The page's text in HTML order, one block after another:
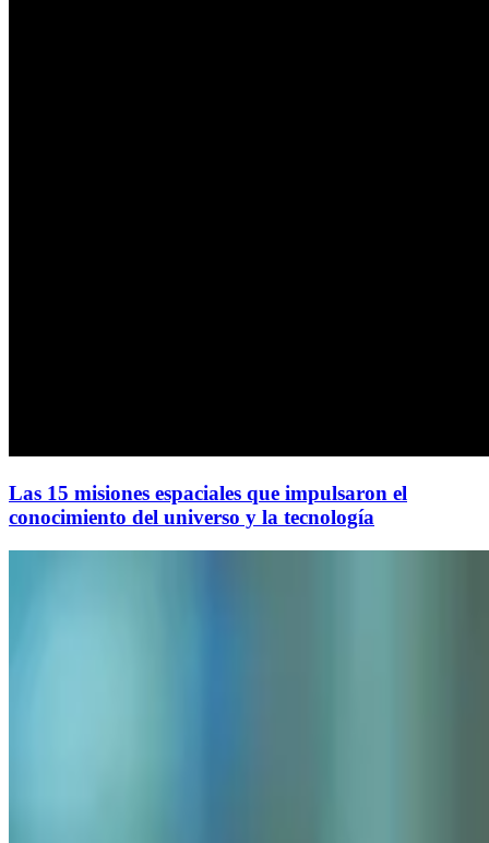
Las 15 misiones espaciales que impulsaron el
conocimiento del universo y la tecnología